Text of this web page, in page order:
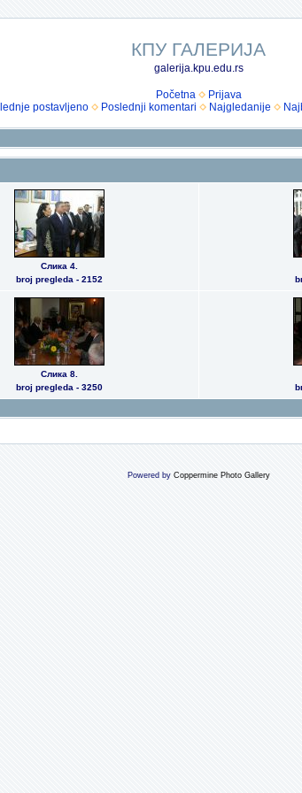
КПУ ГАЛЕРИЈА
galerija.kpu.edu.rs
Početna
Prijava
postavljeno Poslednji komentari Najgledanije
Слика 4.
broj pregleda - 2152
Слика 8.
broj pregleda - 3250
Powered by Coppermine Photo Gallery